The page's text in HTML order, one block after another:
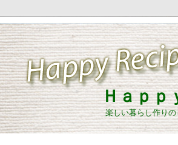
Ｈａｐ
楽しい暮らし作り